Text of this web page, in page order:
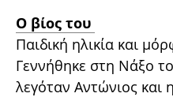
Ο βίος του
Παιδική ηλικία και
Γεννήθηκε στη Νάξο
λεγόταν Αντώνιος και